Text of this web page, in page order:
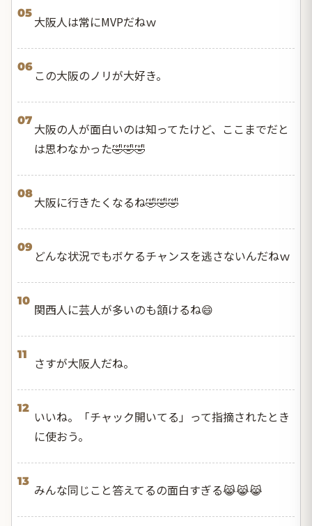
05
大阪人は常にMVPだねｗ
06
この大阪のノリが大好き。
07
大阪の人が面白いのは知ってたけど、ここまでだと
は思わなかった🤣🤣🤣
08
大阪に行きたくなるね🤣🤣🤣
09
どんな状況でもボケるチャンスを逃さないんだねｗ
10
関西人に芸人が多いのも頷けるね😄
11
さすが大阪人だね。
12
いいね。「チャック開いてる」って指摘されたとき
に使おう。
13
みんな同じこと答えてるの面白すぎる😹😹😹